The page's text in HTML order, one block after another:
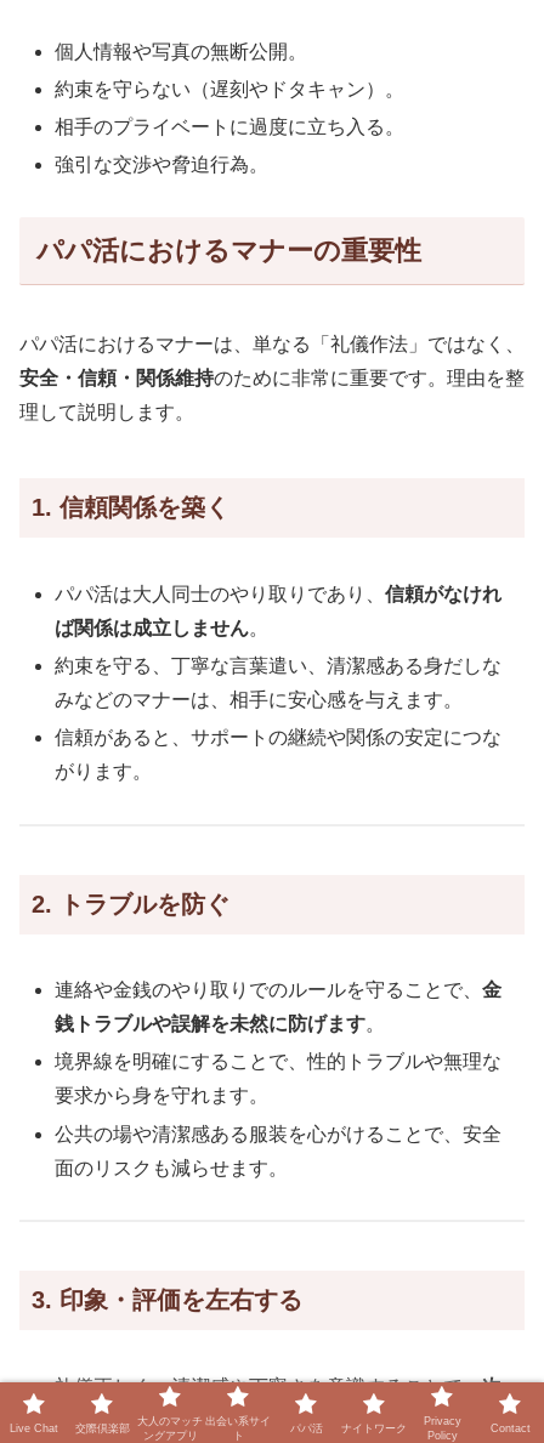
個人情報や写真の無断公開。
約束を守らない（遅刻やドタキャン）。
相手のプライベートに過度に立ち入る。
強引な交渉や脅迫行為。
パパ活におけるマナーの重要性
パパ活におけるマナーは、単なる「礼儀作法」ではなく、
安全・信頼・関係維持のために非常に重要です。理由を整
理して説明します。
1. 信頼関係を築く
パパ活は大人同士のやり取りであり、信頼がなけれ
ば関係は成立しません。
約束を守る、丁寧な言葉遣い、清潔感ある身だしな
みなどのマナーは、相手に安心感を与えます。
信頼があると、サポートの継続や関係の安定につな
がります。
2. トラブルを防ぐ
連絡や金銭のやり取りでのルールを守ることで、金
銭トラブルや誤解を未然に防げます。
境界線を明確にすることで、性的トラブルや無理な
要求から身を守れます。
公共の場や清潔感ある服装を心がけることで、安全
面のリスクも減らせます。
3. 印象・評価を左右する
礼儀正しく、清潔感や丁寧さを意識することで、次
のデートにつながりやすくなります 。
Live Chat 交際倶楽部
大人のマッチ
ングアプリ
出会い系サイ
ト
パパ活 ナイトワーク
Privacy
Policy
Contact